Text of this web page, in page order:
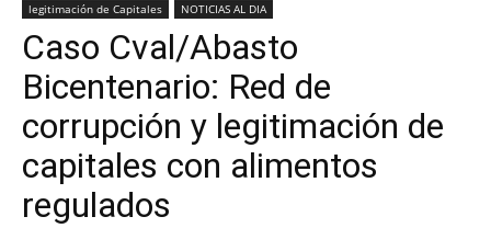
Claras
Digital
legitimación de Capitales
NOTICIAS AL DIA
Caso Cval/Abasto
Bicentenario: Red de
corrupción y legitimación de
capitales con alimentos
regulados